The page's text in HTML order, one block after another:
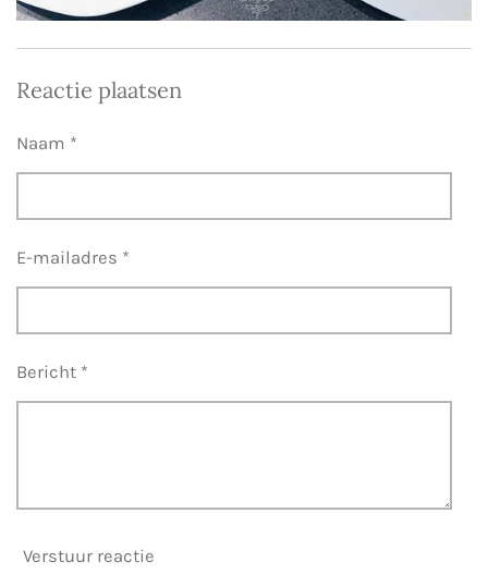
Reactie plaatsen
Naam *
E-mailadres *
Bericht *
Verstuur reactie